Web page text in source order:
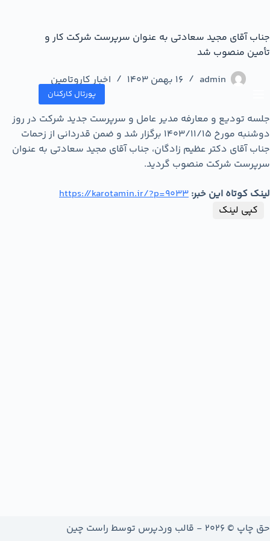
پورتال کارکنان
جناب آقای مجید سعادتی به عنوان سرپرست شرکت کار و
تأمین منصوب شد
admin
16 بهمن 1403 اخبار کاروتامین
جلسه تودیع و معارفه مدیر عامل و سرپرست جدید شرکت در روز
دوشنبه مورخ ۱۴۰۳/۱۱/۱5 برگزار شد و ضمن قدردانی از زحمات
جناب آقای دکتر عظیم زادگان، جناب آقای مجید سعادتی به عنوان
سرپرست شرکت منصوب گردید.
لینک کوتاه این خبر: https://karotamin.ir/?p=9033
کپی لینک
حق چاپ © 2026 - قالب وردپرس توسط راست چین